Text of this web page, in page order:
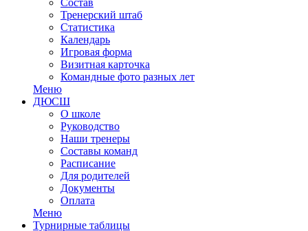
Состав
Тренерский штаб
Статистика
Календарь
Игровая форма
Визитная карточка
Командные фото разных лет
Меню
ДЮСШ
О школе
Руководство
Наши тренеры
Составы команд
Расписание
Для родителей
Документы
Оплата
Меню
Турнирные таблицы